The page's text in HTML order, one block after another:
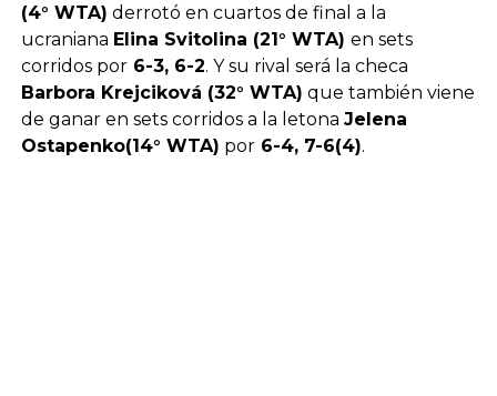
(4° WTA) derrotó en cuartos de final a la
ucraniana Elina Svitolina (21° WTA) en sets
corridos por6-3, 6-2. Y su rival será la checa
Barbora Krejciková (32° WTA) que también viene
de ganar en sets corridos a la letona Jelena
Ostapenko(14° WTA) por6-4, 7-6(4).